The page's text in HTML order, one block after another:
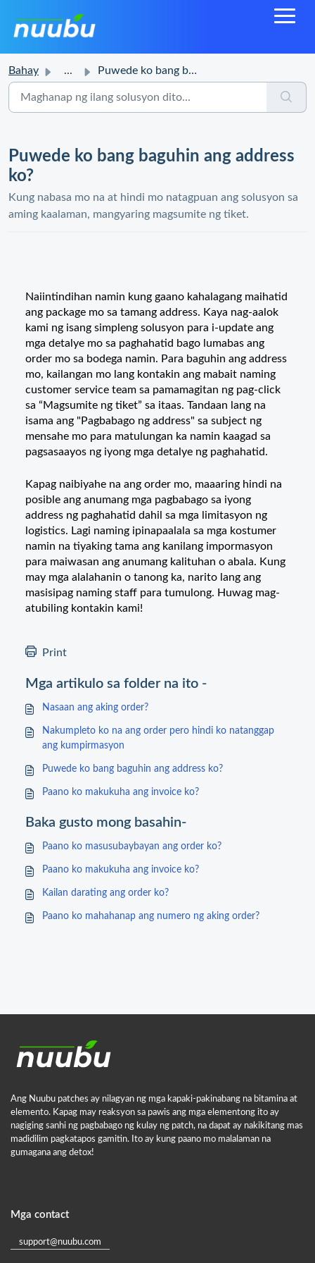
Bahay ... Puwede ko bang baguhin ang address ko?
Puwede ko bang baguhin ang address
ko?
Kung nabasa mo na at hindi mo natagpuan ang solusyon sa
aming kaalaman, mangyaring magsumite ng tiket.
Naiintindihan namin kung gaano kahalagang maihatid
ang package mo sa tamang address. Kaya nag-aalok
kami ng isang simpleng solusyon para i-update ang
mga detalye mo sa paghahatid bago lumabas ang
order mo sa bodega namin. Para baguhin ang address
mo, kailangan mo lang kontakin ang mabait naming
customer service team sa pamamagitan ng pag-click
sa “Magsumite ng tiket” sa itaas. Tandaan lang na
isama ang "Pagbabago ng address" sa subject ng
mensahe mo para matulungan ka namin kaagad sa
pagsasaayos ng iyong mga detalye ng paghahatid.
Kapag naibiyahe na ang order mo, maaaring hindi na
posible ang anumang mga pagbabago sa iyong
address ng paghahatid dahil sa mga limitasyon ng
logistics. Lagi naming ipinapaalala sa mga kostumer
namin na tiyaking tama ang kanilang impormasyon
para maiwasan ang anumang kalituhan o abala. Kung
may mga alalahanin o tanong ka, narito lang ang
masisipag naming staff para tumulong. Huwag mag-
atubiling kontakin kami!
Print
Mga artikulo sa folder na ito -
Nasaan ang aking order?
Nakumpleto ko na ang order pero hindi ko natanggap
ang kumpirmasyon
Puwede ko bang baguhin ang address ko?
Paano ko makukuha ang invoice ko?
Baka gusto mong basahin-
Paano ko masusubaybayan ang order ko?
Paano ko makukuha ang invoice ko?
Kailan darating ang order ko?
Paano ko mahahanap ang numero ng aking order?
Ang Nuubu patches ay nilagyan ng mga kapaki-pakinabang na bitamina at
elemento. Kapag may reaksyon sa pawis ang mga elementong ito ay
nagiging sanhi ng pagbabago ng kulay ng patch, na dapat ay nakikitang mas
madidilim pagkatapos gamitin. Ito ay kung paano mo malalaman na
gumagana ang detox!
Mga contact
support@nuubu.com